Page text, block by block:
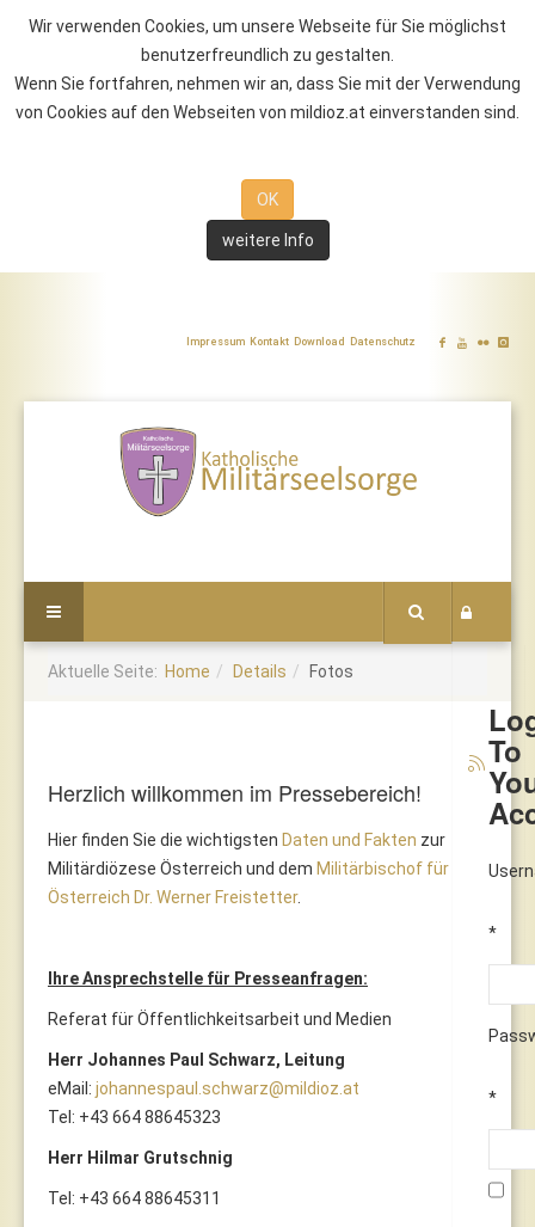
Wir verwenden Cookies, um unsere Webseite für Sie möglichst
benutzerfreundlich zu gestalten.
Wenn Sie fortfahren, nehmen wir an, dass Sie mit der Verwendung
von Cookies auf den Webseiten von mildioz.at einverstanden sind.
OK
weitere Info
Impressum Kontakt Download Datenschutz
To
*
*
Aktuelle Seite: Home Details Fotos
Herzlich willkommen im Pressebereich!
Hier finden Sie die wichtigsten Daten und Fakten zur
Militärdiözese Österreich und dem Militärbischof für
Österreich Dr. Werner Freistetter.
Ihre Ansprechstelle für Presseanfragen:
Referat für Öffentlichkeitsarbeit und Medien
Herr Johannes Paul Schwarz, Leitung
eMail: johannespaul.schwarz@mildioz.at
Tel: +43 664 88645323
Herr Hilmar Grutschnig
Tel: +43 664 88645311